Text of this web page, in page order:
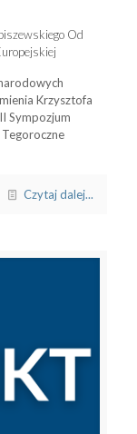
Od
Krzysztofa
Sympozjum
Czytaj dalej...